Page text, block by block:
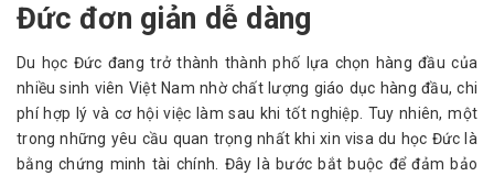
Đức đơn giản dễ dàng
Du học Đức đang trở thành thành phố lựa chọn hàng đầu của
nhiều sinh viên Việt Nam nhờ chất lượng giáo dục hàng đầu, chi
phí hợp lý và cơ hội việc làm sau khi tốt nghiệp. Tuy nhiên, một
trong những yêu cầu quan trọng nhất khi xin visa du học Đức là
bằng chứng minh tài chính. Đây là bước bắt buộc để đảm bảo